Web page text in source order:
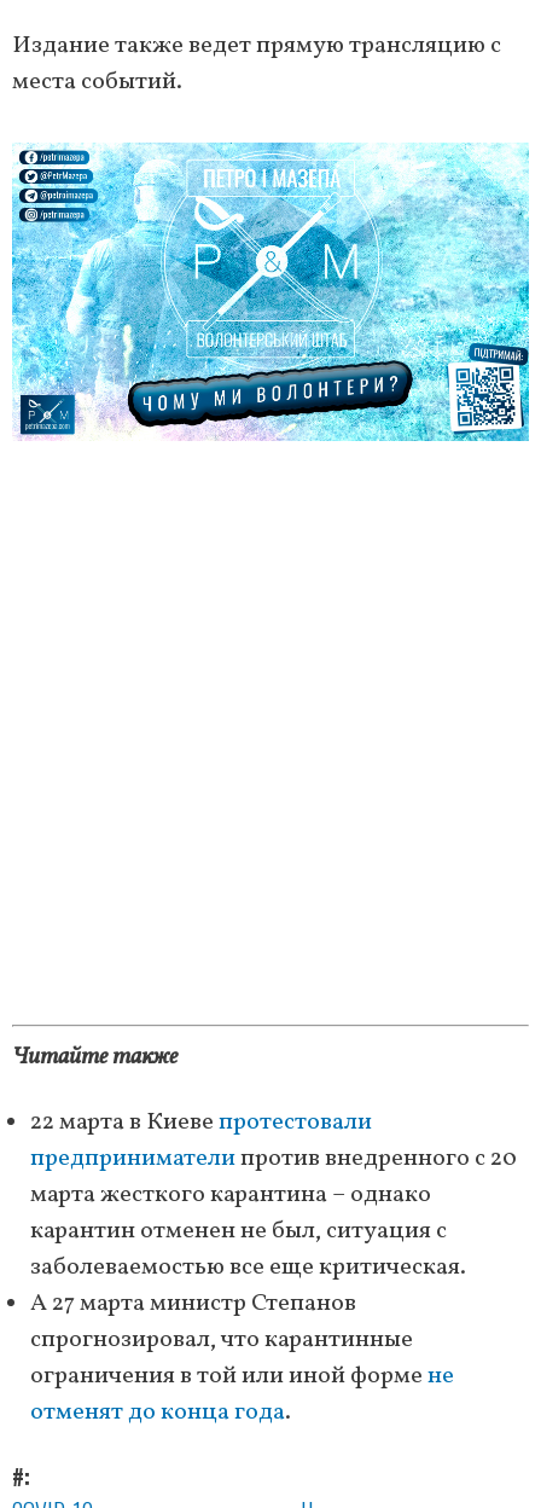
Издание также ведет прямую трансляцию с
места событий.
Читайте также
22 марта в Киевепротестовали
предпринимателипротив внедренного с 20
марта жесткого карантина – однако
карантин отменен не был, ситуация с
заболеваемостью все еще критическая.
А 27 марта министр Степанов
спрогнозировал, что карантинные
ограничения в той или иной формене
отменят до конца года.
#